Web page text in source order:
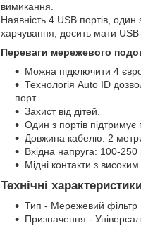
вимикання.
Наявність 4 USB портів,
харчування, досить мати
Переваги мережевого
Можна підключити 4
Технологія Auto ID
порт.
Захист від дітей.
Один з портів
Довжина кабелю: 2
Вхідна напруга: 100-250
Мідні контакти з
Технічні
Тип - Мережевий фільтр
Призначення -